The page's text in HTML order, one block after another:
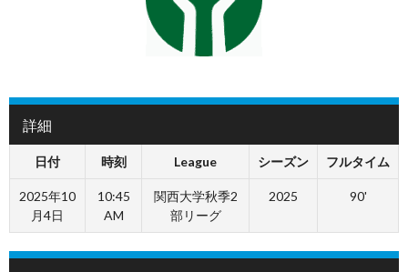
詳細
日付 時刻 League シーズン フルタイム
2025年10
月4日
10:45
AM
関西大学秋季2
部リーグ
2025 90'